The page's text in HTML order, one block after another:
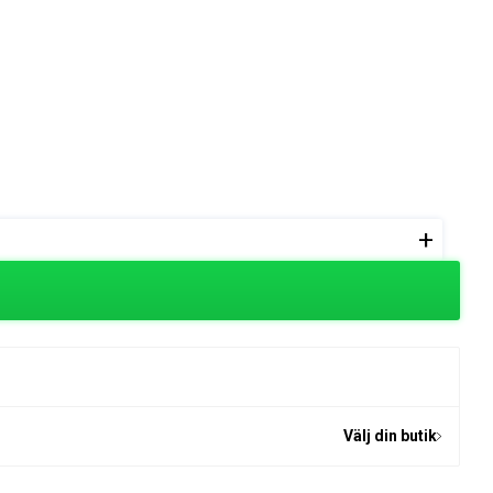
+
Välj din butik